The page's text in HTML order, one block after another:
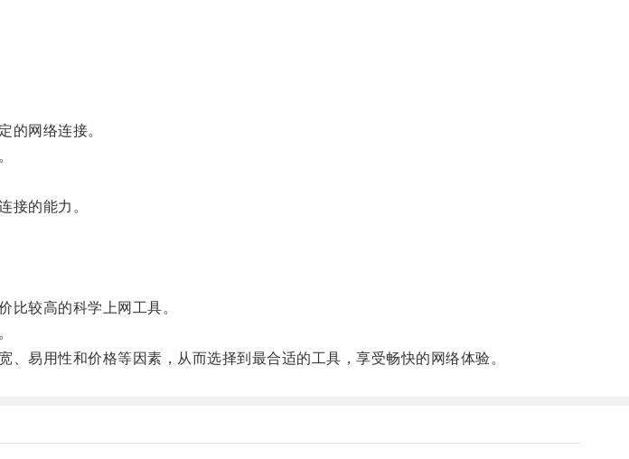
网络连接。
的能力。
较高的科学上网工具。
易用性和价格等因素，从而选择到最合适的工具，享受畅快的网络体验。